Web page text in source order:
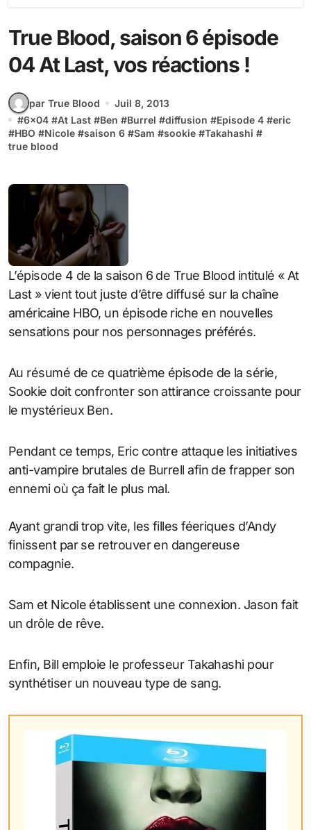
True Blood, saison 6 épisode
04 At Last, vos réactions !
par True Blood
Juil 8, 2013
#6x04 #At Last #Ben #Burrel #diffusion #Episode 4 #eric
#HBO #Nicole #saison 6 #Sam #sookie #Takahashi #
true blood
L’épisode 4 de la saison 6 de True Blood intitulé « At
Last » vient tout juste d’être diffusé sur la chaîne
américaine HBO, un épisode riche en nouvelles
sensations pour nos personnages préférés.
Au résumé de ce quatrième épisode de la série,
Sookie doit confronter son attirance croissante pour
le mystérieux Ben.
Pendant ce temps, Eric contre attaque les initiatives
anti-vampire brutales de Burrell afin de frapper son
ennemi où ça fait le plus mal.
Ayant grandi trop vite, les filles féeriques d’Andy
finissent par se retrouver en dangereuse
compagnie.
Sam et Nicole établissent une connexion. Jason fait
un drôle de rêve.
Enfin, Bill emploie le professeur Takahashi pour
synthétiser un nouveau type de sang.